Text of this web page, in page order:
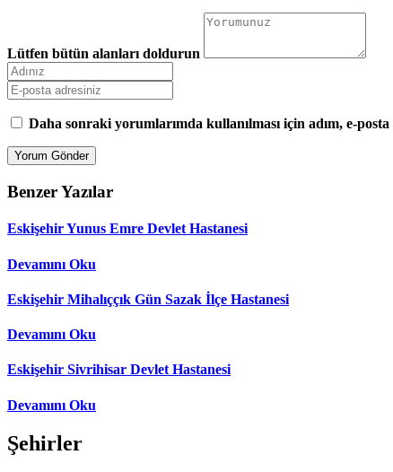
Lütfen bütün alanları doldurun
Daha sonraki yorumlarımda kullanılması için adım, e-
Benzer Yazılar
Eskişehir Yunus Emre Devlet Hastanesi
Devamını Oku
Eskişehir Mihalıççık Gün Sazak İlçe Hastanesi
Devamını Oku
Eskişehir Sivrihisar Devlet Hastanesi
Devamını Oku
Şehirler